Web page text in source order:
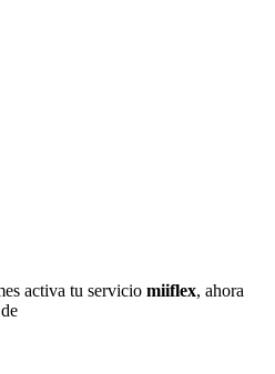
activa tu servicio miiflex, ahora